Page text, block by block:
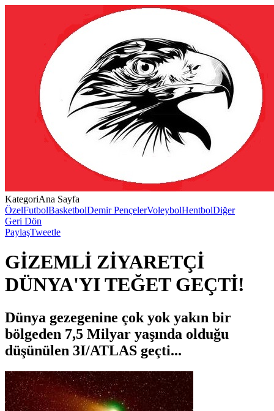
KategoriAna Sayfa
ÖzelFutbolBasketbolDemir PençelerVoleybolHentbolDiğer
Geri Dön
PaylaşTweetle
GİZEMLİ ZİYARETÇİ
DÜNYA'YI TEĞET GEÇTİ!
Dünya gezegenine çok yok yakın bir
bölgeden 7,5 Milyar yaşında olduğu
düşünülen 3I/ATLAS geçti...